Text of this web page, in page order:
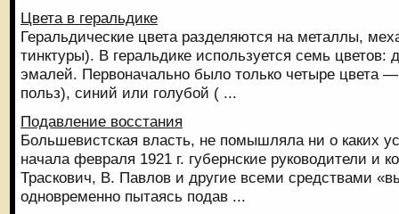
Цвета в геральдике
Геральдические цвета разделяются на металлы,
тинктуры). В геральдике используется семь цветов:
эмалей. Первоначально было только четыре цвета
польз), синий или голубой ( ...
Подавление восстания
Большевистская власть, не помышляла ни о каких
начала февраля 1921 г. губернские руково­дители
Траскович, В. Павлов и другие всеми средствами
одновременно пытаясь подав ...